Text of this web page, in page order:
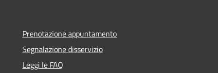
Prenotazione appuntamento
Segnalazione disservizio
Leggi le FAQ